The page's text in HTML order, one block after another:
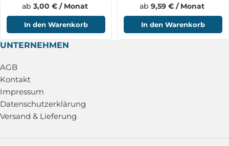
ab 3,00 € / Monat
In den Warenkorb
ab 9,59 € / Monat
In den Warenkorb
UNTERNEHMEN
AGB
Kontakt
Impressum
Datenschutzerklärung
Versand & Lieferung